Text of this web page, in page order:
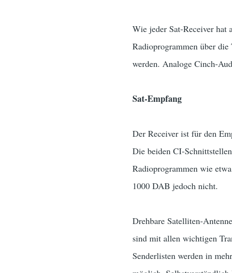
Wie jeder Sat-Receiver hat
Radioprogrammen über
werden. Analoge Cinch-
Sat-Empfang
Der Receiver ist für den
Die beiden CI-
Radioprogrammen wie
1000 DAB jedoch nicht.
Drehbare Satelliten-
sind mit allen wichtigen
Senderlisten werden in